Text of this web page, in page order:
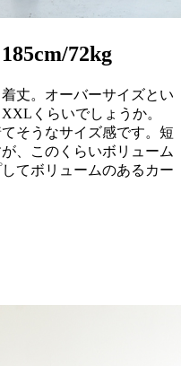
72kg
丈。オーバーサイズとい
くらいでしょうか。
そうなサイズ感です。短
、このくらいボリューム
てボリュームのあるカー